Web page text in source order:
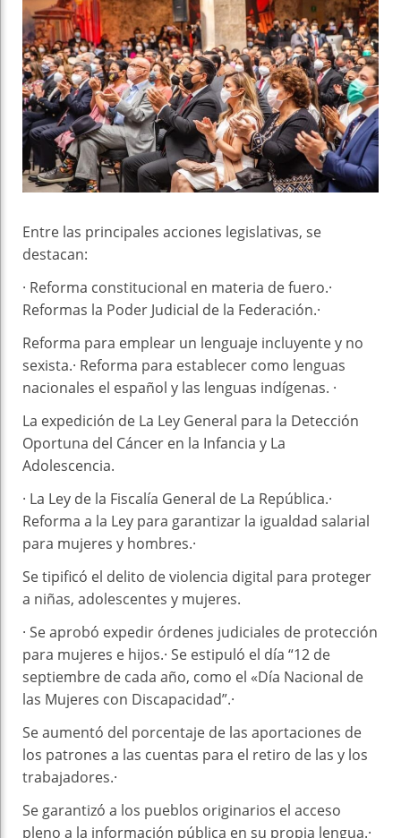
Entre las principales acciones legislativas, se
destacan:
· Reforma constitucional en materia de fuero.·
Reformas la Poder Judicial de la Federación.·
Reforma para emplear un lenguaje incluyente y no
sexista.· Reforma para establecer como lenguas
nacionales el español y las lenguas indígenas. ·
La expedición de La Ley General para la Detección
Oportuna del Cáncer en la Infancia y La
Adolescencia.
· La Ley de la Fiscalía General de La República.·
Reforma a la Ley para garantizar la igualdad salarial
para mujeres y hombres.·
Se tipificó el delito de violencia digital para proteger
a niñas, adolescentes y mujeres.
· Se aprobó expedir órdenes judiciales de protección
para mujeres e hijos.· Se estipuló el día “12 de
septiembre de cada año, como el «Día Nacional de
las Mujeres con Discapacidad”.·
Se aumentó del porcentaje de las aportaciones de
los patrones a las cuentas para el retiro de las y los
trabajadores.·
Se garantizó a los pueblos originarios el acceso
pleno a la información pública en su propia lengua.·